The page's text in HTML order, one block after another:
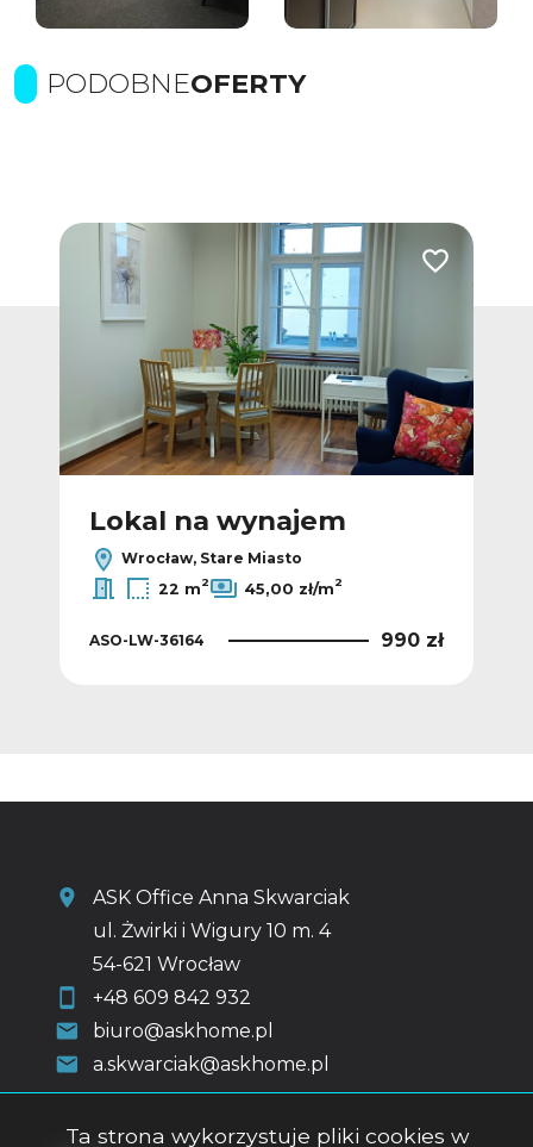
PODOBNEOFERTY
Dodaj do ulubionych Dodaj do
Lokal na wynajem
Wrocław, Stare Miasto
22 m2 45,00 zł/m2
ASO-LW-36164 990 zł
ASK Office Anna Skwarciak
ul. Żwirki i Wigury 10 m. 4
54-621 Wrocław
+48 609 842 932
biuro@askhome.pl
a.skwarciak@askhome.pl
Ta strona wykorzystuje pliki cookies w